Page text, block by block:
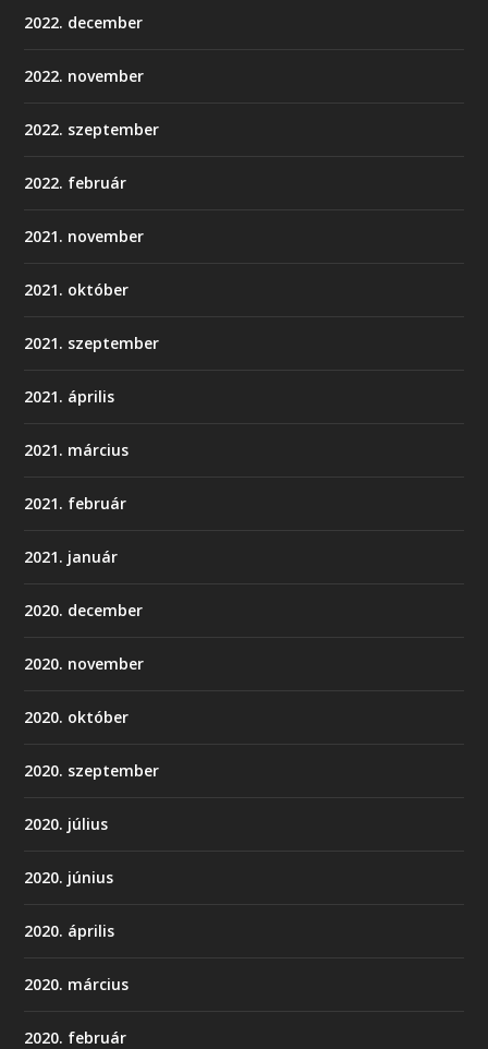
2022. december
2022. november
2022. szeptember
2022. február
2021. november
2021. október
2021. szeptember
2021. április
2021. március
2021. február
2021. január
2020. december
2020. november
2020. október
2020. szeptember
2020. július
2020. június
2020. április
2020. március
2020. február